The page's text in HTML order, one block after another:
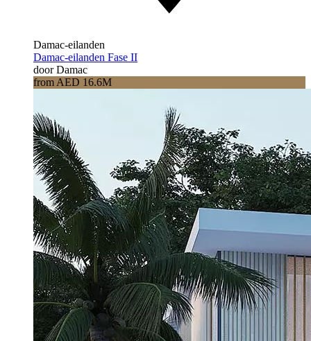
Damac-eilanden
Damac-eilanden Fase II
door Damac
from AED 16.6M